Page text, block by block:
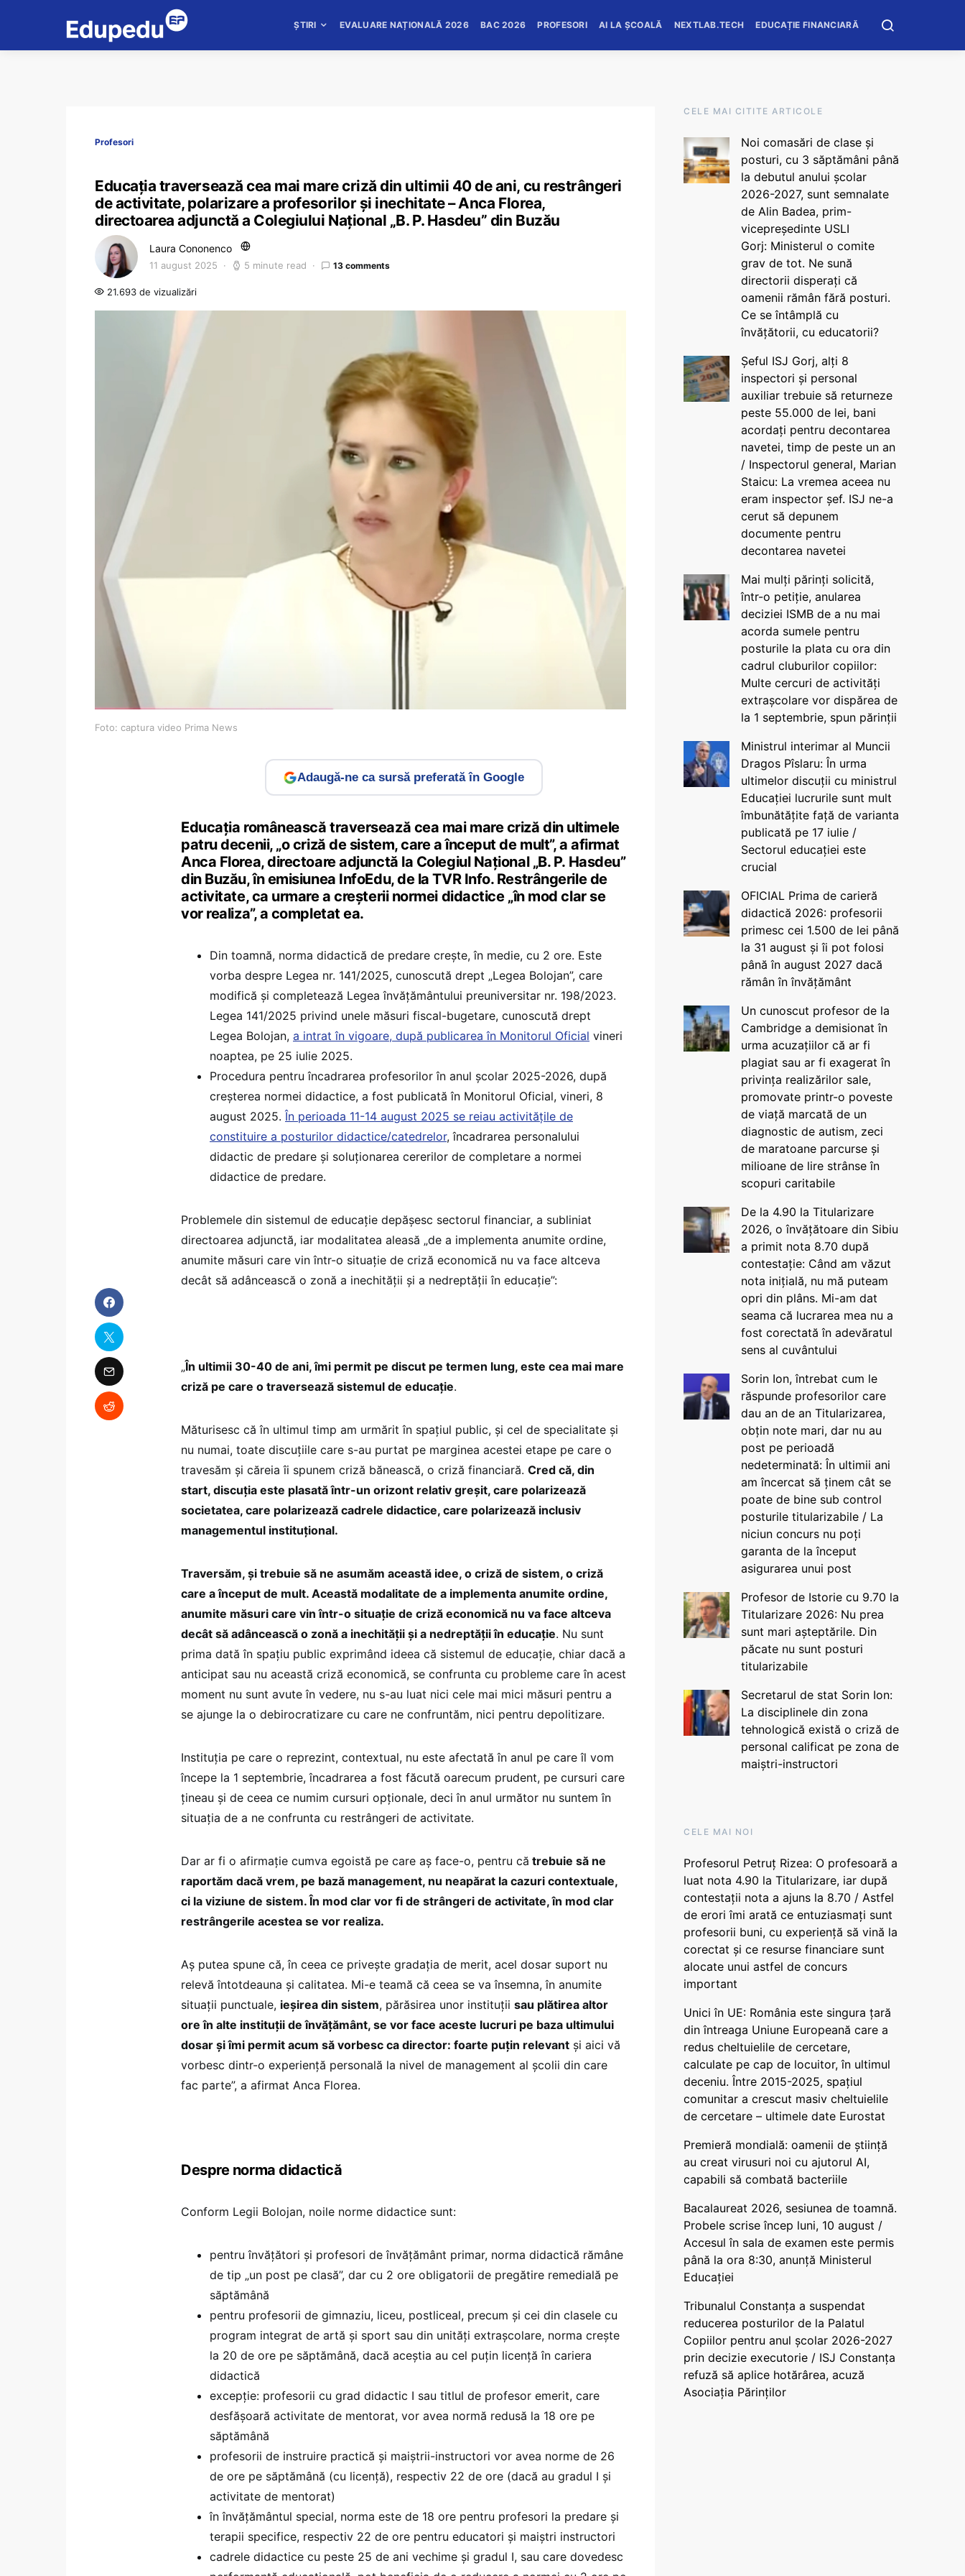
ȘTIRI EVALUARE NAȚIONALĂ 2026 BAC 2026 PROFESORI AI LA ȘCOALĂ NEXTLAB.TECH EDUCAȚIE FINANCIARĂ
Profesori
Educația traversează cea mai mare criză din ultimii 40 de ani, cu restrângeri
de activitate, polarizare a profesorilor și inechitate – Anca Florea,
directoarea adjunctă a Colegiului Național „B. P. Hasdeu” din Buzău
Laura Cononenco
11 august 2025 5 minute read 13 comments
21.693 de vizualizări
Foto: captura video Prima News
Adaugă-ne ca sursă preferată în Google
Educația românească traversează cea mai mare criză din ultimele
patru decenii, „o criză de sistem, care a început de mult”, a afirmat
Anca Florea, directoare adjunctă la Colegiul Național „B. P. Hasdeu”
din Buzău, în emisiunea InfoEdu, de la TVR Info. Restrângerile de
activitate, ca urmare a creșterii normei didactice „în mod clar se
vor realiza”, a completat ea.
Din toamnă, norma didactică de predare crește, în medie, cu 2 ore. Este
vorba despre Legea nr. 141/2025, cunoscută drept „Legea Bolojan”, care
modifică și completează Legea învățământului preuniversitar nr. 198/2023.
Legea 141/2025 privind unele măsuri fiscal-bugetare, cunoscută drept
Legea Bolojan, a intrat în vigoare, după publicarea în Monitorul Oficial vineri
noaptea, pe 25 iulie 2025.
Procedura pentru încadrarea profesorilor în anul școlar 2025-2026, după
creșterea normei didactice, a fost publicată în Monitorul Oficial, vineri, 8
august 2025. În perioada 11-14 august 2025 se reiau activitățile de
constituire a posturilor didactice/catedrelor, încadrarea personalului
didactic de predare şi soluționarea cererilor de completare a normei
didactice de predare.
Problemele din sistemul de educație depășesc sectorul financiar, a subliniat
directoarea adjunctă, iar modalitatea aleasă „de a implementa anumite ordine,
anumite măsuri care vin într-o situație de criză economică nu va face altceva
decât să adâncească o zonă a inechității și a nedreptății în educație”:
„În ultimii 30-40 de ani, îmi permit pe discut pe termen lung, este cea mai mare
criză pe care o traversează sistemul de educație.
Măturisesc că în ultimul timp am urmărit în spațiul public, și cel de specialitate și
nu numai, toate discuțiile care s-au purtat pe marginea acestei etape pe care o
travesăm și căreia îi spunem criză bănească, o criză financiară. Cred că, din
start, discuția este plasată într-un orizont relativ greșit, care polarizează
societatea, care polarizează cadrele didactice, care polarizează inclusiv
managementul instituțional.
Traversăm, și trebuie să ne asumăm această idee, o criză de sistem, o criză
care a început de mult. Această modalitate de a implementa anumite ordine,
anumite măsuri care vin într-o situație de criză economică nu va face altceva
decât să adâncească o zonă a inechității și a nedreptății în educație. Nu sunt
prima dată în spațiu public exprimând ideea că sistemul de educație, chiar dacă a
anticipat sau nu această criză economică, se confrunta cu probleme care în acest
moment nu sunt avute în vedere, nu s-au luat nici cele mai mici măsuri pentru a
se ajunge la o debirocratizare cu care ne confruntăm, nici pentru depolitizare.
Instituția pe care o reprezint, contextual, nu este afectată în anul pe care îl vom
începe la 1 septembrie, încadrarea a fost făcută oarecum prudent, pe cursuri care
țineau și de ceea ce numim cursuri opționale, deci în anul următor nu suntem în
situația de a ne confrunta cu restrângeri de activitate.
Dar ar fi o afirmație cumva egoistă pe care aș face-o, pentru că trebuie să ne
raportăm dacă vrem, pe bază management, nu neapărat la cazuri contextuale,
ci la viziune de sistem. În mod clar vor fi de strângeri de activitate, în mod clar
restrângerile acestea se vor realiza.
Aș putea spune că, în ceea ce privește gradația de merit, acel dosar suport nu
relevă întotdeauna și calitatea. Mi-e teamă că ceea se va însemna, în anumite
situații punctuale, ieșirea din sistem, părăsirea unor instituții sau plătirea altor
ore în alte instituții de învățământ, se vor face aceste lucruri pe baza ultimului
dosar și îmi permit acum să vorbesc ca director: foarte puțin relevant și aici vă
vorbesc dintr-o experiență personală la nivel de management al școlii din care
fac parte”, a afirmat Anca Florea.
Despre norma didactică
Conform Legii Bolojan, noile norme didactice sunt:
pentru învățători și profesori de învățământ primar, norma didactică rămâne
de tip „un post pe clasă”, dar cu 2 ore obligatorii de pregătire remedială pe
săptămână
pentru profesorii de gimnaziu, liceu, postliceal, precum și cei din clasele cu
program integrat de artă și sport sau din unități extrașcolare, norma crește
la 20 de ore pe săptămână, dacă aceștia au cel puțin licență în cariera
didactică
excepție: profesorii cu grad didactic I sau titlul de profesor emerit, care
desfășoară activitate de mentorat, vor avea normă redusă la 18 ore pe
săptămână
profesorii de instruire practică și maiștrii-instructori vor avea norme de 26
de ore pe săptămână (cu licență), respectiv 22 de ore (dacă au gradul I și
activitate de mentorat)
în învățământul special, norma este de 18 ore pentru profesori la predare și
terapii specifice, respectiv 22 de ore pentru educatori și maiștri instructori
cadrele didactice cu peste 25 de ani vechime și gradul I, sau care dovedesc
CELE MAI CITITE ARTICOLE
Noi comasări de clase și
posturi, cu 3 săptămâni până
la debutul anului școlar
2026-2027, sunt semnalate
de Alin Badea, prim-
vicepreședinte USLI
Gorj: Ministerul o comite
grav de tot. Ne sună
directorii disperați că
oamenii rămân fără posturi.
Ce se întâmplă cu
învățătorii, cu educatorii?
Șeful ISJ Gorj, alți 8
inspectori și personal
auxiliar trebuie să returneze
peste 55.000 de lei, bani
acordați pentru decontarea
navetei, timp de peste un an
/ Inspectorul general, Marian
Staicu: La vremea aceea nu
eram inspector șef. ISJ ne-a
cerut să depunem
documente pentru
decontarea navetei
Mai mulți părinți solicită,
într-o petiție, anularea
deciziei ISMB de a nu mai
acorda sumele pentru
posturile la plata cu ora din
cadrul cluburilor copiilor:
Multe cercuri de activități
extrașcolare vor dispărea de
la 1 septembrie, spun părinții
Ministrul interimar al Muncii
Dragos Pîslaru: În urma
ultimelor discuții cu ministrul
Educației lucrurile sunt mult
îmbunătățite față de varianta
publicată pe 17 iulie /
Sectorul educației este
crucial
OFICIAL Prima de carieră
didactică 2026: profesorii
primesc cei 1.500 de lei până
la 31 august și îi pot folosi
până în august 2027 dacă
rămân în învățământ
Un cunoscut profesor de la
Cambridge a demisionat în
urma acuzațiilor că ar fi
plagiat sau ar fi exagerat în
privința realizărilor sale,
promovate printr-o poveste
de viață marcată de un
diagnostic de autism, zeci
de maratoane parcurse și
milioane de lire strânse în
scopuri caritabile
De la 4.90 la Titularizare
2026, o învățătoare din Sibiu
a primit nota 8.70 după
contestație: Când am văzut
nota inițială, nu mă puteam
opri din plâns. Mi-am dat
seama că lucrarea mea nu a
fost corectată în adevăratul
sens al cuvântului
Sorin Ion, întrebat cum le
răspunde profesorilor care
dau an de an Titularizarea,
obțin note mari, dar nu au
post pe perioadă
nedeterminată: În ultimii ani
am încercat să ținem cât se
poate de bine sub control
posturile titularizabile / La
niciun concurs nu poți
garanta de la început
asigurarea unui post
Profesor de Istorie cu 9.70 la
Titularizare 2026: Nu prea
sunt mari așteptările. Din
păcate nu sunt posturi
titularizabile
Secretarul de stat Sorin Ion:
La disciplinele din zona
tehnologică există o criză de
personal calificat pe zona de
maiștri-instructori
CELE MAI NOI
Profesorul Petruț Rizea: O profesoară a
luat nota 4.90 la Titularizare, iar după
contestații nota a ajuns la 8.70 / Astfel
de erori îmi arată ce entuziasmați sunt
profesorii buni, cu experiență să vină la
corectat și ce resurse financiare sunt
alocate unui astfel de concurs
important
Unici în UE: România este singura țară
din întreaga Uniune Europeană care a
redus cheltuielile de cercetare,
calculate pe cap de locuitor, în ultimul
deceniu. Între 2015-2025, spațiul
comunitar a crescut masiv cheltuielile
de cercetare – ultimele date Eurostat
Premieră mondială: oamenii de știință
au creat virusuri noi cu ajutorul AI,
capabili să combată bacteriile
Bacalaureat 2026, sesiunea de toamnă.
Probele scrise încep luni, 10 august /
Accesul în sala de examen este permis
până la ora 8:30, anunță Ministerul
Educației
Tribunalul Constanța a suspendat
reducerea posturilor de la Palatul
Copiilor pentru anul școlar 2026-2027
prin decizie executorie / ISJ Constanța
refuză să aplice hotărârea, acuză
Asociația Părinților